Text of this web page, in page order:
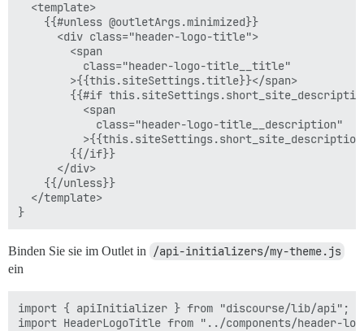
  <template>
    {{#unless @outletArgs.minimized}}
      <div class="header-logo-title">
        <span
          class="header-logo-title__title"
        >{{this.siteSettings.title}}</span>
{{#if
          <span
            class="header-logo-title__description"
        {{/if}}
      </div>
    {{/unless}}
  </template>
Binden Sie sie im Outlet in /api-initializers/my-theme.js
ein
import { apiInitializer } from "discourse/lib/api";
import HeaderLogoTitle from "../components/header-